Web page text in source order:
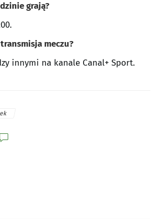
grają?
meczu?
innymi na kanale Canal+ Sport.